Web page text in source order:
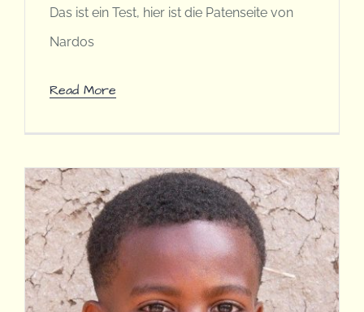
Das ist ein Test, hier ist die Patenseite von
Nardos
Read More